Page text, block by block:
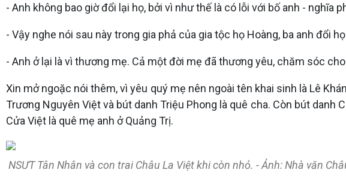
- Anh không bao giờ đổi lại họ, bởi vì như thế là có lỗi với bố anh - nghĩa
- Vậy nghe nói sau này trong gia phả của gia tộc họ Hoàng, ba anh đổi
- Anh ở lại là vì thương mẹ. Cả một đời mẹ đã thương yêu, chăm sóc
Xin mở ngoặc nói thêm, vì yêu quý mẹ nên ngoài tên khai sinh là Lê
Trương Nguyên Việt và bút danh Triệu Phong là quê cha. Còn bút danh
Cửa Việt là quê mẹ anh ở Quảng Trị.
NSƯT Tân Nhân và con trai Châu La Việt khi còn nhỏ. - Ảnh: Nhà văn